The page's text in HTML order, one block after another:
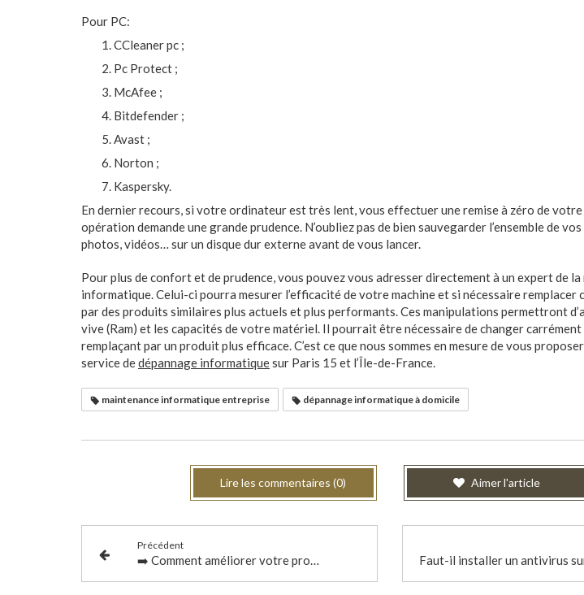
Pour PC:
CCleaner pc ;
Pc Protect ;
McAfee ;
Bitdefender ;
Avast ;
Norton ;
Kaspersky.
En dernier recours, si votre ordinateur est très lent, vous effectuer une remise à zéro de votre
opération demande une grande prudence. N’oubliez pas de bien sauvegarder l’ensemble de
photos, vidéos… sur un disque dur externe avant de vous lancer.
Pour plus de confort et de prudence, vous pouvez vous adresser directement à un expert de
informatique. Celui-ci pourra mesurer l’efficacité de votre machine et si nécessaire remplacer
par des produits similaires plus actuels et plus performants. Ces manipulations permettront
vive (Ram) et les capacités de votre matériel. Il pourrait être nécessaire de changer carrément
remplaçant par un produit plus efficace. C’est ce que nous sommes en mesure de vous
service dedépannage informatiquesur Paris 15 et l’Île-de-France.
maintenance informatique entreprise dépannage informatique à domicile
Lire les commentaires (0) Aimer l'article
Précédent
➡️ Comment améliorer votre productivité grâce à la maintenance informatique en entreprise ?